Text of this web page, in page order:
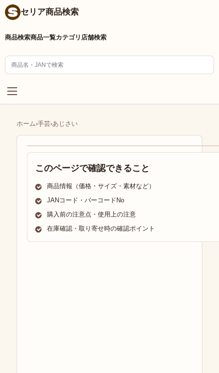
セリア商品検索
商品検索商品一覧カテゴリ 店舗検索
ホーム›手芸›あじさい
このページで確認できること
商品情報（価格・サイズ・素材など）
JANコード・バーコードNo
購入前の注意点・使用上の注意
在庫確認・取り寄せ時の確認ポイント